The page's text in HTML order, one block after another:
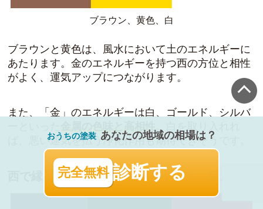
ブラウン、黄色、白
ブラウンと黄色は、風水において土のエネルギーに
あたります。金のエネルギーを持つ西の方位と相性
がよく、運気アップにつながります。
また、「金」のエネルギーは白、ゴールド、シルバ
金属の色味と高相性 。白を取り入れれ
ば、悪い運気を払う浄化作用も期待できそうです。
西で縁起の悪い屋根の色はネイビー、黒、赤
おうちの塗装 あなたの地域の相場は？
完全無料 診断する